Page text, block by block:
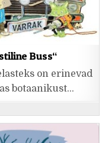
Buss“
on erinevad
botaanikust…